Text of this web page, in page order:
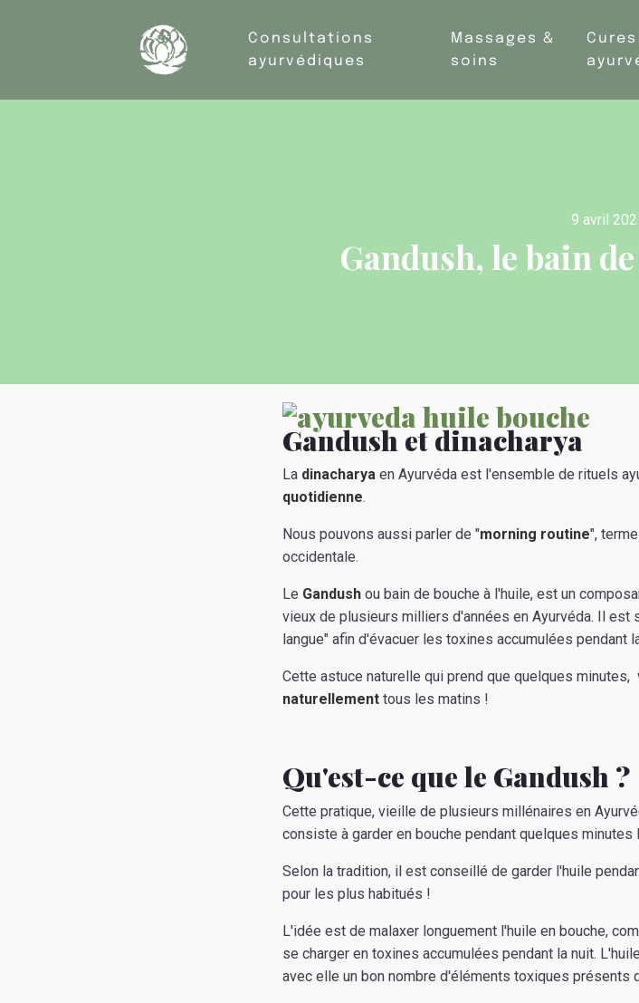
Consultations
ayurvédiques
Massages &
soins
Cures
9 avril
Gandush, le bain
Gandush et dinacharya
La dinacharya en Ayurvéda est l'ensemble de rituels
quotidienne.
Nous pouvons aussi parler de "morning routine",
occidentale.
Le Gandush ou bain de bouche à l'huile, est un
vieux de plusieurs milliers d'années en Ayurvéda. Il
langue" afin d'évacuer les toxines accumulées pendant
Cette astuce naturelle qui prend que quelques
naturellement tous les matins !
Qu'est-ce que le Gandush ?
Cette pratique, vieille de plusieurs millénaires en
consiste à garder en bouche pendant quelques minutes
Selon la tradition, il est conseillé de garder l'huile
pour les plus habitués !
L'idée est de malaxer longuement l'huile en bouche,
se charger en toxines accumulées pendant la nuit.
avec elle un bon nombre d'éléments toxiques présents